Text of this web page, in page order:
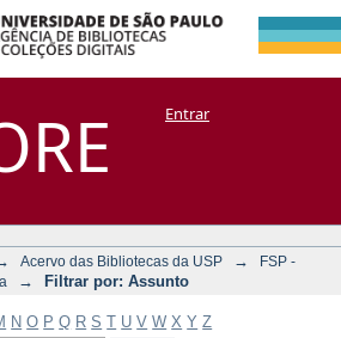
por:
Manakin + CoriscoEntrar
Acervo das Bibliotecas da USP →
FSP -
→ Filtrar por: Assunto
N O P Q R S T U V W X Y Z